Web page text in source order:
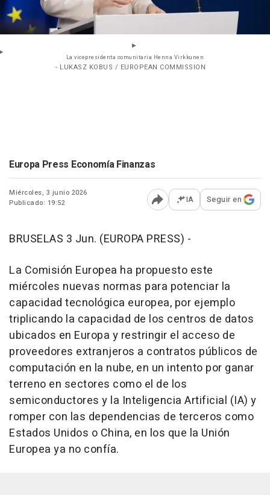
La vicepresidenta comunitaria Henna Virkkunen
- LUKASZ KOBUS / EUROPEAN COMMISSION
Europa Press Economía Finanzas
Miércoles, 3 junio 2026
Publicado: 19:52
Abrir opciones para
IA Seguir en
BRUSELAS 3 Jun. (EUROPA PRESS) -
La Comisión Europea ha propuesto este
miércoles nuevas normas para potenciar la
capacidad tecnológica europea, por ejemplo
triplicando la capacidad de los centros de datos
ubicados en Europa y restringir el acceso de
proveedores extranjeros a contratos públicos de
computación en la nube, en un intento por ganar
terreno en sectores como el de los
semiconductores y la Inteligencia Artificial (IA) y
romper con las dependencias de terceros como
Estados Unidos o China, en los que la Unión
Europea ya no confía.